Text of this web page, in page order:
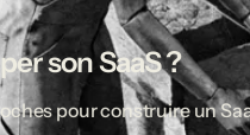
son SaaS ?
pour construire un